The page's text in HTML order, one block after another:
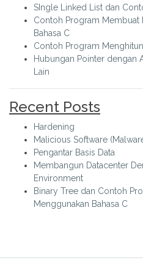
SIngle Linked List dan
Contoh Program Membuat
Bahasa C
Contoh Program
Hubungan Pointer dengan
Lain
Recent Posts
Hardening
Malicious Software
Pengantar Basis Data
Membangun Datacenter
Environment
Binary Tree dan Contoh
Menggunakan Bahasa C